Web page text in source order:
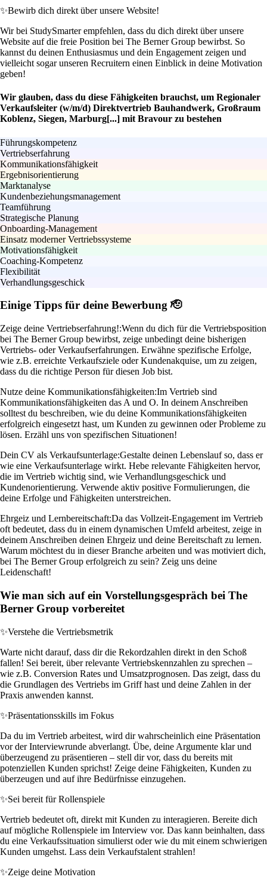
✨Bewirb dich direkt über unsere Website!
Wir bei StudySmarter empfehlen, dass du dich direkt über unsere
Website auf die freie Position bei The Berner Group bewirbst. So
kannst du deinen Enthusiasmus und dein Engagement zeigen und
vielleicht sogar unseren Recruitern einen Einblick in deine Motivation
geben!
Wir glauben, dass du diese Fähigkeiten brauchst, um Regionaler
Verkaufsleiter (w/m/d) Direktvertrieb Bauhandwerk, Großraum
Koblenz, Siegen, Marburg[...] mit Bravour zu bestehen
Führungskompetenz
Vertriebserfahrung
Kommunikationsfähigkeit
Ergebnisorientierung
Marktanalyse
Kundenbeziehungsmanagement
Teamführung
Strategische Planung
Onboarding-Management
Einsatz moderner Vertriebssysteme
Motivationsfähigkeit
Coaching-Kompetenz
Flexibilität
Verhandlungsgeschick
Einige Tipps für deine Bewerbung 🫡
Zeige deine Vertriebserfahrung!:Wenn du dich für die Vertriebsposition
bei The Berner Group bewirbst, zeige unbedingt deine bisherigen
Vertriebs- oder Verkaufserfahrungen. Erwähne spezifische Erfolge,
wie z.B. erreichte Verkaufsziele oder Kundenakquise, um zu zeigen,
dass du die richtige Person für diesen Job bist.
Nutze deine Kommunikationsfähigkeiten:Im Vertrieb sind
Kommunikationsfähigkeiten das A und O. In deinem Anschreiben
solltest du beschreiben, wie du deine Kommunikationsfähigkeiten
erfolgreich eingesetzt hast, um Kunden zu gewinnen oder Probleme zu
lösen. Erzähl uns von spezifischen Situationen!
Dein CV als Verkaufsunterlage:Gestalte deinen Lebenslauf so, dass er
wie eine Verkaufsunterlage wirkt. Hebe relevante Fähigkeiten hervor,
die im Vertrieb wichtig sind, wie Verhandlungsgeschick und
Kundenorientierung. Verwende aktiv positive Formulierungen, die
deine Erfolge und Fähigkeiten unterstreichen.
Ehrgeiz und Lernbereitschaft:Da das Vollzeit-Engagement im Vertrieb
oft bedeutet, dass du in einem dynamischen Umfeld arbeitest, zeige in
deinem Anschreiben deinen Ehrgeiz und deine Bereitschaft zu lernen.
Warum möchtest du in dieser Branche arbeiten und was motiviert dich,
bei The Berner Group erfolgreich zu sein? Zeig uns deine
Leidenschaft!
Wie man sich auf ein Vorstellungsgespräch bei The
Berner Group vorbereitet
✨Verstehe die Vertriebsmetrik
Warte nicht darauf, dass dir die Rekordzahlen direkt in den Schoß
fallen! Sei bereit, über relevante Vertriebskennzahlen zu sprechen –
wie z.B. Conversion Rates und Umsatzprognosen. Das zeigt, dass du
die Grundlagen des Vertriebs im Griff hast und deine Zahlen in der
Praxis anwenden kannst.
✨Präsentationsskills im Fokus
Da du im Vertrieb arbeitest, wird dir wahrscheinlich eine Präsentation
vor der Interviewrunde abverlangt. Übe, deine Argumente klar und
überzeugend zu präsentieren – stell dir vor, dass du bereits mit
potenziellen Kunden sprichst! Zeige deine Fähigkeiten, Kunden zu
überzeugen und auf ihre Bedürfnisse einzugehen.
✨Sei bereit für Rollenspiele
Vertrieb bedeutet oft, direkt mit Kunden zu interagieren. Bereite dich
auf mögliche Rollenspiele im Interview vor. Das kann beinhalten, dass
du eine Verkaufssituation simulierst oder wie du mit einem schwierigen
Kunden umgehst. Lass dein Verkaufstalent strahlen!
✨Zeige deine Motivation